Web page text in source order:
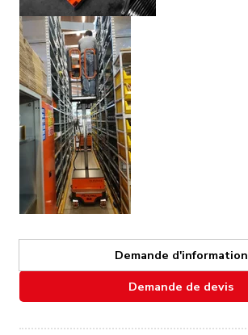
Demande de devis
Demande d'information